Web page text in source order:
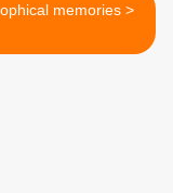
Philosophical memories >